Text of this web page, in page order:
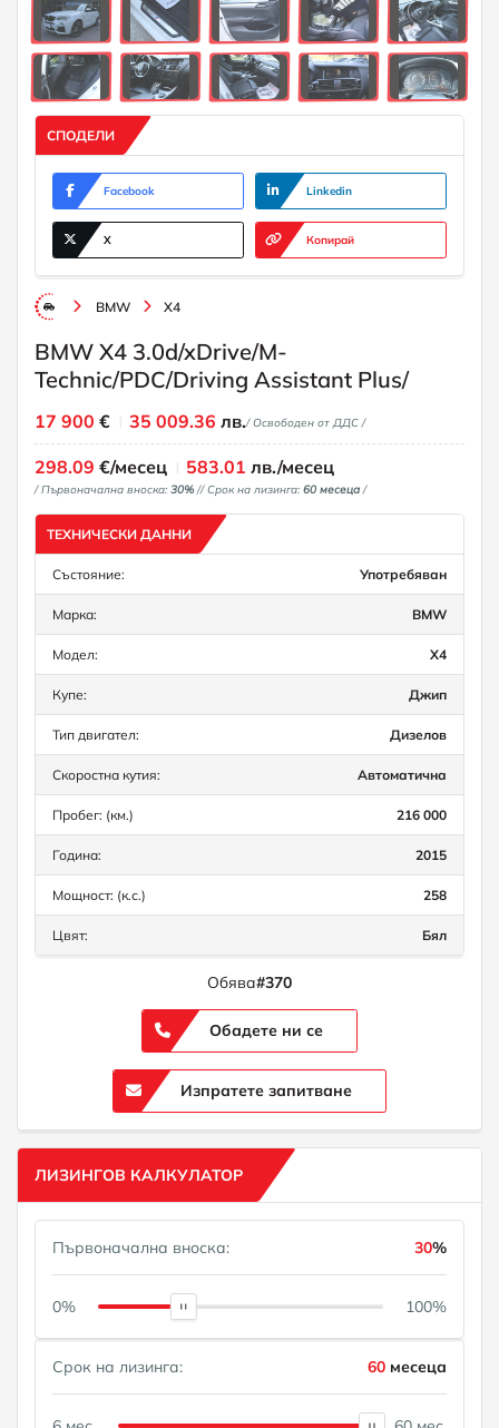
СПОДЕЛИ
Facebook Linkedin
X Копирай
BMW X4
BMW X4 3.0d/xDrive/M-
Technic/PDC/Driving Assistant Plus/
17 900 € 35 009.36 лв./ Освободен от ДДС /
298.09 €/месец 583.01 лв./месец
/ Първоначална вноска: 30%// Срок на лизинга: 60 месеца/
ТЕХНИЧЕСКИ ДАННИ
Състояние: Употребяван
Марка: BMW
Модел: X4
Купе: Джип
Тип двигател: Дизелов
Скоростна кутия: Автоматична
Пробег: (км.) 216 000
Година: 2015
Мощност: (к.с.) 258
Цвят: Бял
Обява#370
Обадете ни се
Изпратете запитване
ЛИЗИНГОВ КАЛКУЛАТОР
Първоначална вноска: 30%
0% 100%
Срок на лизинга: 60 месеца